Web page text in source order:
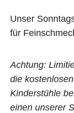
Unser
für
Achtung:
die
Kinderstühle
einen unserer